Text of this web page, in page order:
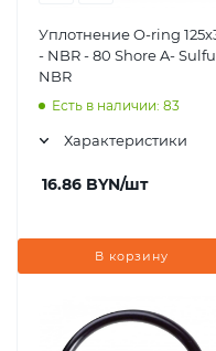
Уплотнение O-ring
- NBR - 80 Shore A-
NBR
Есть в наличии: 83
Характеристики
16.86 BYN/шт
В корзину